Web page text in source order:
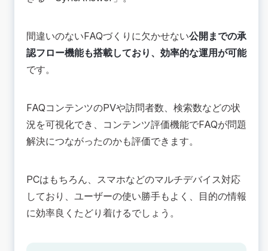
間違いのないFAQづくりに欠かせない公開までの承
認フロー機能も搭載しており、効率的な運用が可能
です。
FAQコンテンツのPVや訪問者数、検索数などの状
況を可視化でき、コンテンツ評価機能でFAQが問題
解決につながったのかも評価できます。
PCはもちろん、スマホなどのマルチデバイス対応
しており、ユーザーの使い勝手もよく、目的の情報
に効率良くたどり着けるでしょう。